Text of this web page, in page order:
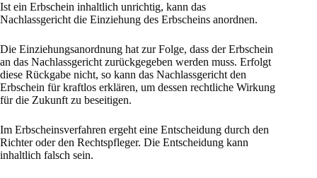
Ist ein Erbschein inhaltlich unrichtig, kann das
Nachlassgericht die Einziehung des Erbscheins anordnen.
Die Einziehungsanordnung hat zur Folge, dass der Erbschein
an das Nachlassgericht zurückgegeben werden muss. Erfolgt
diese Rückgabe nicht, so kann das Nachlassgericht den
Erbschein für kraftlos erklären, um dessen rechtliche Wirkung
für die Zukunft zu beseitigen.
Im Erbscheinsverfahren ergeht eine Entscheidung durch den
Richter oder den Rechtspfleger. Die Entscheidung kann
inhaltlich falsch sein.